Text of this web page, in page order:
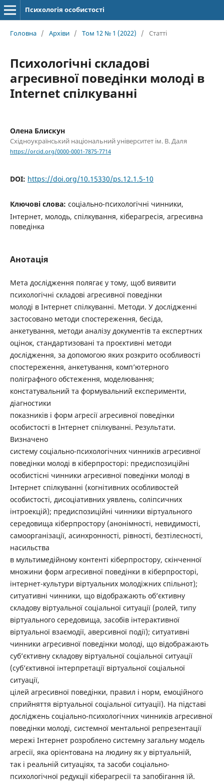
Психологія особистості
Головна / Архіви / Том 12 № 1 (2022) / Статті
Психологічні складові
агресивної поведінки молоді в
Іnternet спілкуванні
Олена Блискун
Східноукраїнcький національний університет ім. В. Даля
https://orcid.org/0000-0001-7875-7714
DOI: https://doi.org/10.15330/ps.12.1.5-10
Ключові слова: соціально-психологічні чинники,
Інтернет, молодь, спілкування, кіберагресія, агресивна
поведінка
Анотація
Мета дослідження полягає у тому, щоб виявити
психологічні складові агресивної поведінки
молоді в Інтернет спілкуванні. Методи. У дослідженні
застосовано методи спостереження, бесіда,
анкетування, методи аналізу документів та експертних
оцінок, стандартизовані та проєктивні методи
дослідження, за допомогою яких розкрито особливості
спостереження, анкетування, комп’ютерного
поліграфного обстеження, моделювання;
констатувальний та формувальний експерименти,
діагностики
показників і форм агресії агресивної поведінки
особистості в Інтернет спілкуванні. Результати.
Визначено
систему соціально-психологічних чинників агресивної
поведінки молоді в кіберпросторі: предиспозиційні
особистісні чинники агресивної поведінки молоді в
Інтернет спілкуванні (когнітивних особливостей
особистості, дисоціативних уявлень, соліпсичних
інтроекцій); предиспозиційні чинники віртуального
середовища кіберпростору (анонімності, невидимості,
самоорганізації, асинхронності, рівності, безтілесності,
насильства
в мультимедійному контенті кіберпростору, скінченної
множини форм агресивної поведінки в кіберпросторі,
інтернет-культури віртуальних молодіжних спільнот);
ситуативні чинники, що відображають об’єктивну
складову віртуальної соціальної ситуації (ролей, типу
віртуального середовища, засобів інтерактивної
віртуальної взаємодії, аверсивної події); ситуативні
чинники агресивної поведінки молоді, що відображають
суб’єктивну складову віртуальної соціальної ситуації
(суб’єктивної інтерпретації віртуальної соціальної
ситуації,
цілей агресивної поведінки, правил і норм, емоційного
сприйняття віртуальної соціальної ситуації). На підставі
досліджень соціально-психологічних чинників агресивної
поведінки молоді, системної ментальної репрезентації
мережі Інтернет розроблено системну загальну модель
агресії, яка орієнтована на людину як у віртуальній,
так і реальній ситуаціях, та засоби соціально-
психологічної редукції кіберагресії та запобігання їй.